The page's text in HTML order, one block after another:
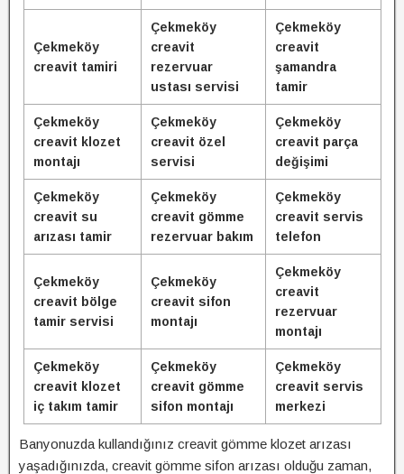
Çekmeköy
creavit tamiri
Çekmeköy
creavit
rezervuar
ustası servisi
Çekmeköy
creavit
şamandra
tamir
Çekmeköy
creavit klozet
montajı
Çekmeköy
creavit özel
servisi
Çekmeköy
creavit parça
değişimi
Çekmeköy
creavit su
arızası tamir
Çekmeköy
creavit gömme
rezervuar bakım
Çekmeköy
creavit servis
telefon
Çekmeköy
creavit bölge
tamir servisi
Çekmeköy
creavit sifon
montajı
Çekmeköy
creavit
rezervuar
montajı
Çekmeköy
creavit klozet
iç takım tamir
Çekmeköy
creavit gömme
sifon montajı
Çekmeköy
creavit servis
merkezi
Banyonuzda kullandığınız creavit gömme klozet arızası
yaşadığınızda, creavit gömme sifon arızası olduğu zaman,